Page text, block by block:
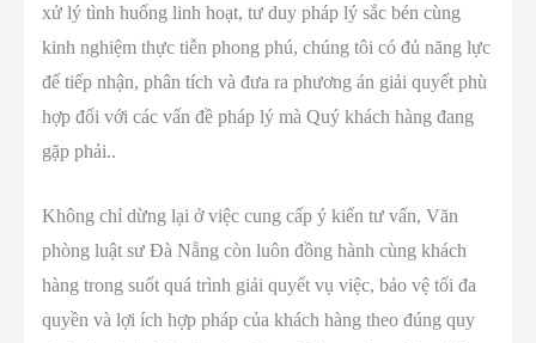
xử lý tình huống linh hoạt, tư duy pháp lý sắc bén cùng
kinh nghiệm thực tiễn phong phú, chúng tôi có đủ năng lực
để tiếp nhận, phân tích và đưa ra phương án giải quyết phù
hợp đối với các vấn đề pháp lý mà Quý khách hàng đang
gặp phải..
Không chỉ dừng lại ở việc cung cấp ý kiến tư vấn, Văn
phòng luật sư Đà Nẵng còn luôn đồng hành cùng khách
hàng trong suốt quá trình giải quyết vụ việc, bảo vệ tối đa
quyền và lợi ích hợp pháp của khách hàng theo đúng quy